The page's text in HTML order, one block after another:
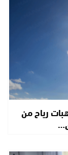
رياح من